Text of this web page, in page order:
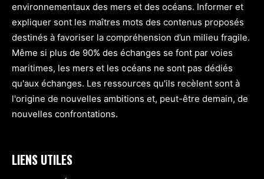
environnementaux des mers et des océans. Informer et
expliquer sont les maîtres mots des contenus proposés
destinés à favoriser la compréhension d’un milieu fragile.
Même si plus de 90% des échanges se font par voies
maritimes, les mers et les océans ne sont pas dédiés
qu'aux échanges. Les ressources qu'ils recèlent sont à
l'origine de nouvelles ambitions et, peut-être demain, de
nouvelles confrontations.
LIENS UTILES